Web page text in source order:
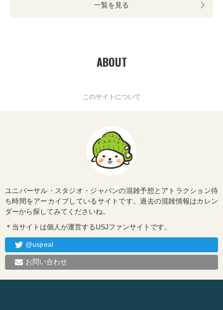
一覧を見る
ABOUT
このサイトについて
ユニバーサル・スタジオ・ジャパンの混雑予想とアトラクション待
ち時間をアーカイブしているサイトです。過去の混雑情報はカレン
ダーから探してみてくださいね。
＊当サイトは個人が運営するUSJファンサイトです。
@usjreal
お問い合わせ